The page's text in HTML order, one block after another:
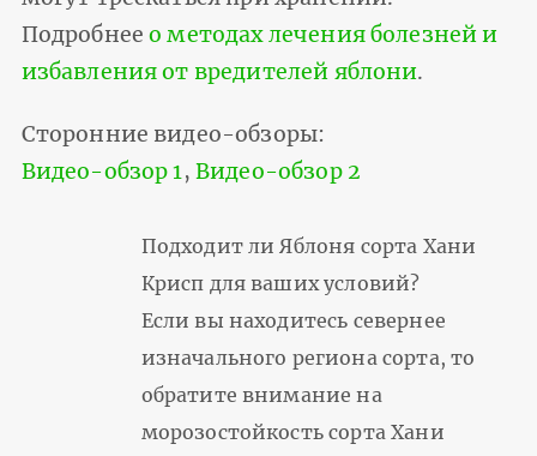
Подробнеео методах лечения болезней и
избавления от вредителей яблони.
Сторонние видео-обзоры:
Видео-обзор 1, Видео-обзор 2
Подходит ли Яблоня сорта Хани
Крисп для ваших условий?
Если вы находитесь севернее
изначального региона сорта, то
обратите внимание на
морозостойкость сорта Хани